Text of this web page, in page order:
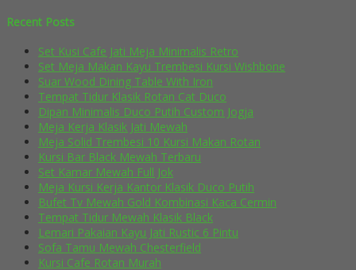
Recent Posts
Set Kusi Cafe Jati Meja Minimalis Retro
Set Meja Makan Kayu Trembesi Kursi Wishbone
Suar Wood Dining Table With Iron
Tempat Tidur Klasik Rotan Cat Duco
Dipan Minimalis Duco Putih Custom Jogja
Meja Kerja Klasik Jati Mewah
Meja Solid Trembesi 10 Kursi Makan Rotan
Kursi Bar Black Mewah Terbaru
Set Kamar Mewah Full Jok
Meja Kursi Kerja Kantor Klasik Duco Putih
Bufet Tv Mewah Gold Kombinasi Kaca Cermin
Tempat Tidur Mewah Klasik Black
Lemari Pakaian Kayu Jati Rustic 6 Pintu
Sofa Tamu Mewah Chesterfield
Kursi Cafe Rotan Murah